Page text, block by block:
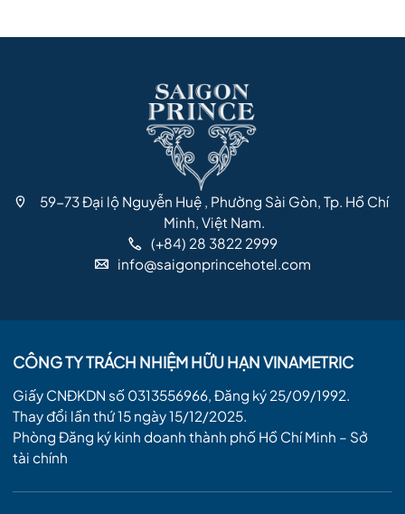
59-73 Đại lộ Nguyễn Huệ , Phường Sài Gòn, Tp. Hồ Chí
Minh, Việt Nam.
(+84) 28 3822 2999
info@saigonprincehotel.com
CÔNG TY TRÁCH NHIỆM HỮU HẠN VINAMETRIC
Giấy CNĐKDN số 0313556966, Đăng ký 25/09/1992.
Thay đổi lần thứ 15 ngày 15/12/2025.
Phòng Đăng ký kinh doanh thành phố Hồ Chí Minh – Sở
tài chính